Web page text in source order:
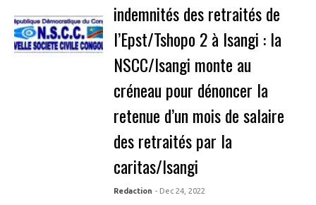
indemnités des retraités de
l’Epst/Tshopo 2 à Isangi : la
NSCC/Isangi monte au
créneau pour dénoncer la
retenue d’un mois de salaire
des retraités par la
caritas/Isangi
Redaction - Dec 24, 2022